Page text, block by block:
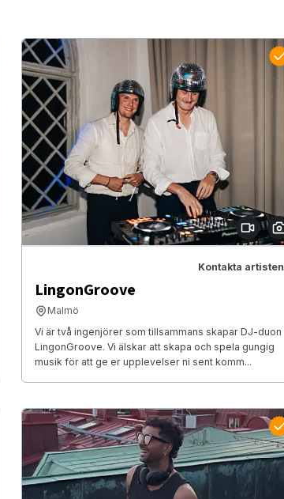
Kontakta artisten
LingonGroove
Malmö
Vi är två ingenjörer som tillsammans skapar DJ-duon
LingonGroove. Vi älskar att skapa och spela gungig
musik för att ge er upplevelser ni sent komm...